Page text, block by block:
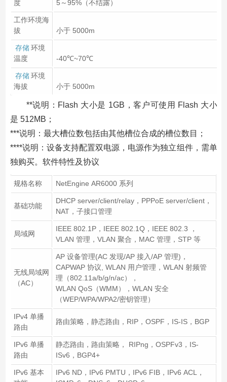
度 5～95%（不结露）
工作环境海
拔
小于 5000m
存储 环境
温度
-40℃~70℃
存储 环境
海拔
小于 5000m
**说明：Flash 大小是 1GB，客户可使用 Flash 大小
是 512MB；
***说明：最大槽位数包括由其他槽位合成的槽位数目；
****说明：设备支持配置双电源，电源作为独立组件，需单
独购买。软件特性及协议
规格名称 NetEngine AR6000 系列
基础功能
DHCP server/client/relay，PPPoE server/client，
NAT，子接口管理
局域网
IEEE 802.1P，IEEE 802.1Q，IEEE 802.3 ，
VLAN 管理，VLAN 聚合，MAC 管理，STP 等
无线局域网
（AC）
AP 设备管理(AC 发现/AP 接入/AP 管理)，
CAPWAP 协议, WLAN 用户管理，WLAN 射频管
理（802.11a/b/g/n/ac），
WLAN QoS（WMM），WLAN 安全
（WEP/WPA/WPA2/密钥管理）
IPv4 单播
路由
路由策略，静态路由，RIP，OSPF，IS-IS，BGP
IPv6 单播
路由
静态路由，路由策略， RIPng，OSPFv3，IS-
ISv6，BGP4+
IPv6 基本
IPv6 ND，IPv6 PMTU，IPv6 FIB，IPv6 ACL，